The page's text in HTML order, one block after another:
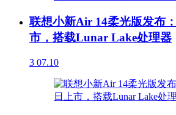
联想小新Air 14柔光版发布
市，搭载Lunar Lake处理器
3 07.10